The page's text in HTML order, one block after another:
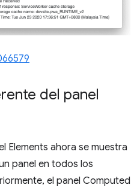
del panel
Elements ahora se muestra
panel en todos los
el panel Computed